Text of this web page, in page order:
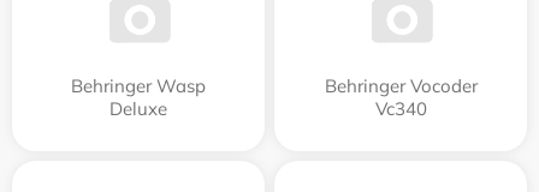
Behringer Wasp
Deluxe
Behringer Vocoder
Vc340